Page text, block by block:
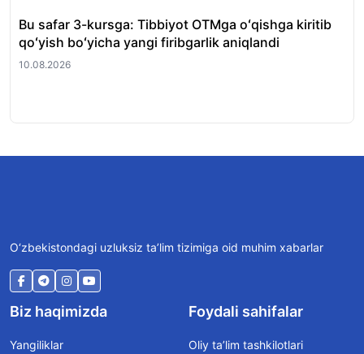
Bu safar 3-kursga: Tibbiyot OTMga oʻqishga kiritib
qoʻyish boʻyicha yangi firibgarlik aniqlandi
10.08.2026
O‘zbekistondagi uzluksiz ta’lim tizimiga oid muhim xabarlar
Biz haqimizda
Yangiliklar
Foydali sahifalar
Oliy ta’lim tashkilotlari